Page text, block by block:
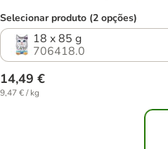
Selecionar produto (2 opções)
18 x 85 g
706418.0
14,49 €
9,47 € / kg